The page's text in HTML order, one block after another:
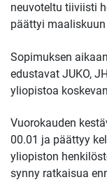
neuvoteltu tiiviisti
päättyi
Sopimuksen
edustavat JUKO,
yliopistoa
Vuorokauden
00.01 ja päättyy
yliopiston
synny ratkaisua